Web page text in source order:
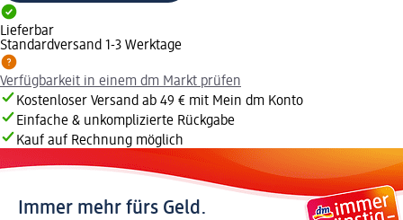
Lieferbar
Standardversand 1-3 Werktage
Verfügbarkeit in einem dm Markt prüfen
Kostenloser Versand ab 49 € mit Mein dm Konto
Einfache & unkomplizierte Rückgabe
Kauf auf Rechnung möglich
Immer mehr fürs Geld.